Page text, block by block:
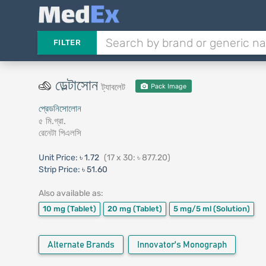
FILTER
ডেল্টাসোনট্যাবলেট Pack Image
প্রেডনিসোলোন
৫ মি.গ্রা.
রেনেটা পিএলসি
Unit Price: ৳ 1.72 (17 x 30: ৳ 877.20)
Strip Price: ৳ 51.60
Also available as:
10 mg (Tablet) 20 mg (Tablet) 5 mg/5 ml (Solution)
Alternate Brands Innovator's Monograph